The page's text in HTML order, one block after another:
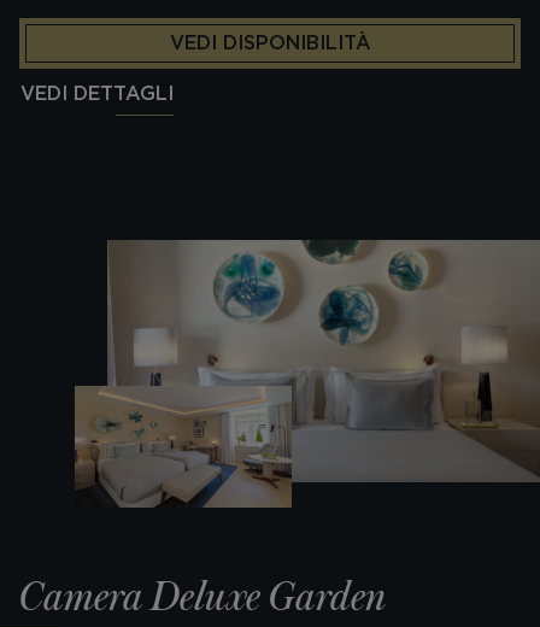
VEDI DISPONIBILITÀ
VEDI DETTAGLI
Camera Deluxe Garden